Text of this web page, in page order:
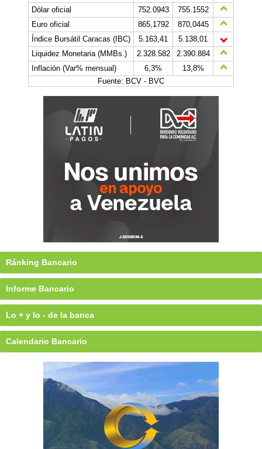
Dólar oficial
752.0943
755.1552
Euro oficial
865,1792
870,0445
Índice Bursátil Caracas (IBC)
5.163,41
5.138,01
Liquidez Monetaria (MMBs.)
2.328.582
2.390.884
Inflación (Var% mensual)
6,3%
13,8%
Fuente: BCV - BVC
Ránking Bancario
Informe Bancario
Lo + y lo - de la banca
Calendario Bancario